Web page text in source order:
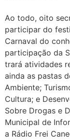
Ao todo, oito
participar do
Carnaval do
participação da
trará atividades
ainda as pastas
Ambiente;
Cultura; e
Sobre Drogas e
Municipal de
a Rádio Frei